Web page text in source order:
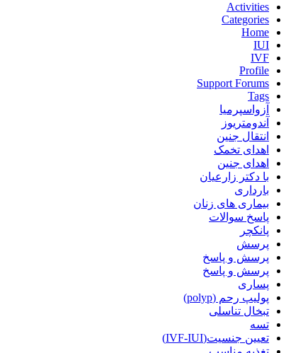
Activities
Categories
Home
IUI
IVF
Profile
Support Forums
Tags
آزواسپرمیا
آندومتریوز
انتقال جنین
اهدای تخمک
اهدای جنین
با دکتر زارعیان
بارداری
بیماری های زنان
پاسخ سوالات
پانکچر
پرسش
پرسش و پاسخ
پرسش و پاسخ
پساری
پولیپ رحم (polyp)
تبخال تناسلی
تسه
تعیین جنسیت(IVF-IUI)